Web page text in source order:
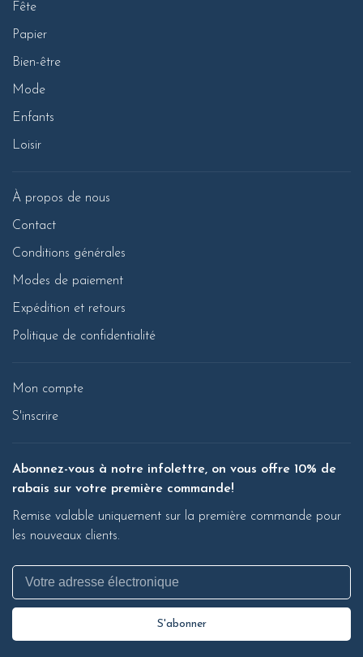
Fête
Papier
Bien-être
Mode
Enfants
Loisir
À propos de nous
Contact
Conditions générales
Modes de paiement
Expédition et retours
Politique de confidentialité
Mon compte
S'inscrire
Abonnez-vous à notre infolettre, on vous offre 10% de
rabais sur votre première commande!
Remise valable uniquement sur la première commande pour
les nouveaux clients.
S'abonner